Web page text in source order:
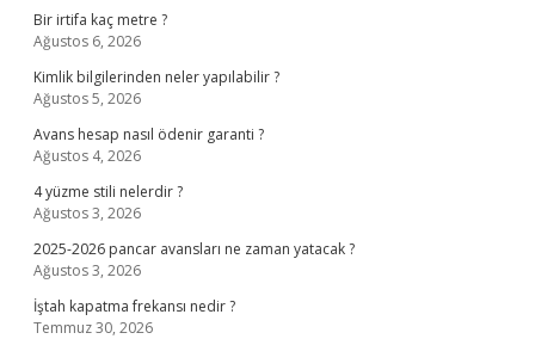
Bir irtifa kaç metre ?
Ağustos 6, 2026
Kimlik bilgilerinden neler yapılabilir ?
Ağustos 5, 2026
Avans hesap nasıl ödenir garanti ?
Ağustos 4, 2026
4 yüzme stili nelerdir ?
Ağustos 3, 2026
2025-2026 pancar avansları ne zaman yatacak ?
Ağustos 3, 2026
İştah kapatma frekansı nedir ?
Temmuz 30, 2026